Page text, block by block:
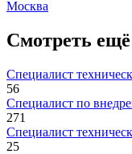
Москва
Смотреть
Специалист
56
Специалист по
271
Специалист
25